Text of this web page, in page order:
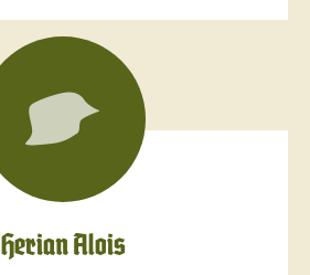
Herian Alois